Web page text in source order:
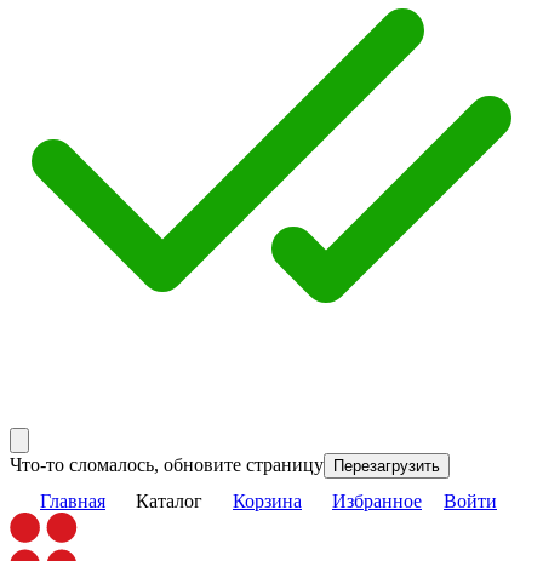
Что-то сломалось, обновите страницу Перезагрузить
Главная Каталог Корзина Избранное Войти